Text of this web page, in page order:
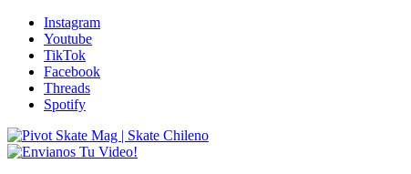
Instagram
Youtube
TikTok
Facebook
Threads
Spotify